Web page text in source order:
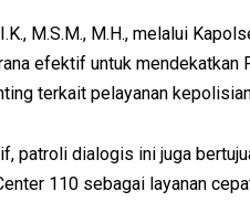
M.S.M., M.H., melalui
efektif untuk mendekatkan
terkait pelayanan
patroli dialogis ini juga
110 sebagai layanan